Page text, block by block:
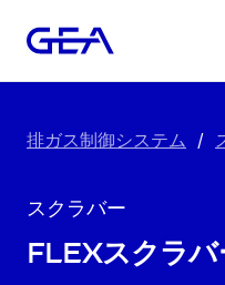
排ガス制御システム /
スクラバー
FleXスクラバ